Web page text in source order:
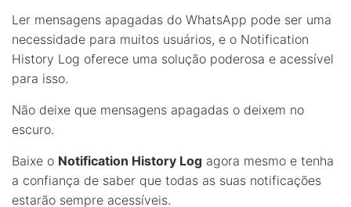
Ler mensagens apagadas do WhatsApp pode ser uma
necessidade para muitos usuários, e o Notification
History Log oferece uma solução poderosa e acessível
para isso.
Não deixe que mensagens apagadas o deixem no
escuro.
Baixe o Notification History Log agora mesmo e tenha
a confiança de saber que todas as suas notificações
estarão sempre acessíveis.